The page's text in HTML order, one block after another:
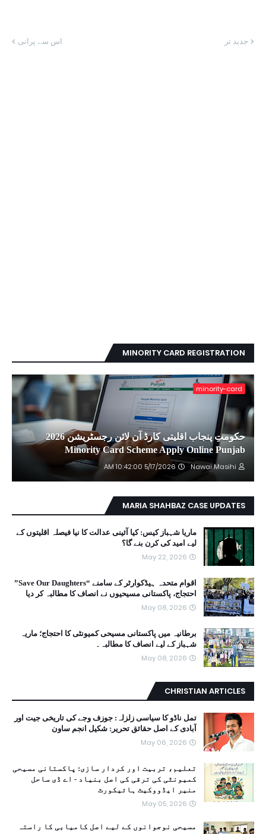
جدید تر اس سے پرانی
MINORITY CARD REGISTRATION
minority-card
حکومتِ پنجاب اقلیتی کارڈ آن لائن رجسٹریشن 2026
Minority Card Scheme Apply Online Punjab
Nawai Masihi
5/17/2026 10:42:00 AM
MARIA SHAHBAZ CASE UPDATES
ماریا شہباز کیس: کیا آئینی عدالت کا نیا فیصلہ اقلیتوں کے
لیے امید کی کرن بنے گا؟
May 22, 2026
اقوام متحدہ ہیڈکوارٹر کے سامنے “Save Our Daughters”
احتجاج، پاکستانی مسیحیوں نے انصاف کا مطالبہ کر دیا
May 08, 2026
برطانیہ میں پاکستانی مسیحی کمیونٹی کا احتجاج؛ ماریہ
شہباز کے لیے انصاف کا مطالبہ۔
May 08, 2026
CHRISTIAN ARTICLES
تمل ناڈو کا سیاسی زلزلہ: جوزف وجے کی تاریخی جیت اور
آبادی کے اصل حقائق تحریر: شکیل انجم ساون
May 06, 2026
تعلیم، تربیت اور کردار سازی: پاکستانی مسیحی
کمیونٹی کی ترقی کی اصل بنیاد - اے ڈی ساحل
منیر ایڈووکیٹ ہائیکورٹ
May 05, 2026
مسیحی نوجوانوں کے لیے اصل کامیابی کا راستہ